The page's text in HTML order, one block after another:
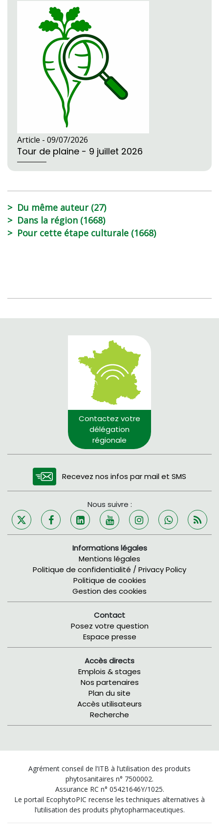
Article - 09/07/2026
Tour de plaine - 9 juillet 2026
Du même auteur (27)
Dans la région (1668)
Pour cette étape culturale (1668)
Contactez votre
délégation
régionale
Recevez nos infos par mail et SMS
Nous suivre :
Informations légales
Mentions légales
Politique de confidentialité / Privacy Policy
Politique de cookies
Gestion des cookies
Contact
Posez votre question
Espace presse
Accès directs
Emplois & stages
Nos partenaires
Plan du site
Accès utilisateurs
Recherche
Agrément conseil de l’ITB à l’utilisation des produits
phytosanitaires n° 7500002.
Assurance RC n° 05421646Y/1025.
Le portail EcophytoPIC recense les techniques alternatives à
l’utilisation des produits phytopharmaceutiques.